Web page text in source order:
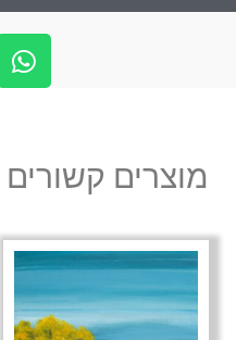
W
h
a
a
p
מוצרים קשורים